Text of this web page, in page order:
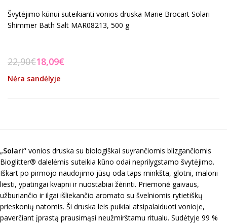
Švytėjimo kūnui suteikianti vonios druska Marie Brocart Solari
Shimmer Bath Salt MAR08213, 500 g
22,90€18,09€
Nėra sandėlyje
„Solari“ vonios druska su biologiškai suyrančiomis blizgančiomis
Bioglitter® dalelėmis suteikia kūno odai neprilygstamo švytėjimo.
Iškart po pirmojo naudojimo jūsų oda taps minkšta, glotni, maloni
liesti, ypatingai kvapni ir nuostabiai žėrinti. Priemonė gaivaus,
užburiančio ir ilgai išliekančio aromato su švelniomis rytietiškų
prieskonių natomis. Ši druska leis puikiai atsipalaiduoti vonioje,
paverčiant įprastą prausimąsi neužmirštamu ritualu. Sudėtyje 99 %